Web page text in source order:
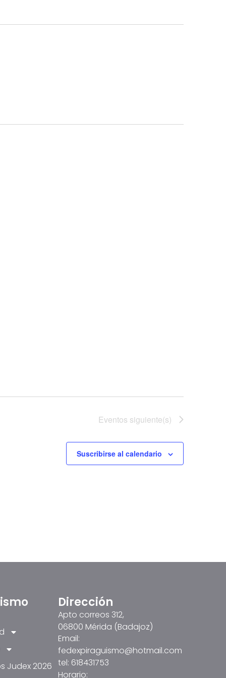
Eventos siguiente(s)
Suscribirse al calendario
Judex 2026
Dirección
Apto correos 312,
06800 Mérida (Badajoz)
Email:
fedexpiraguismo@hotmail.com
tel: 618431753
Horario: